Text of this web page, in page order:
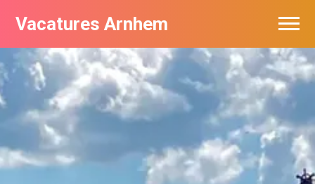
Vacatures Arnhem
Vacatures per bedrijf in Arnhem
Nieuwsbrief feed